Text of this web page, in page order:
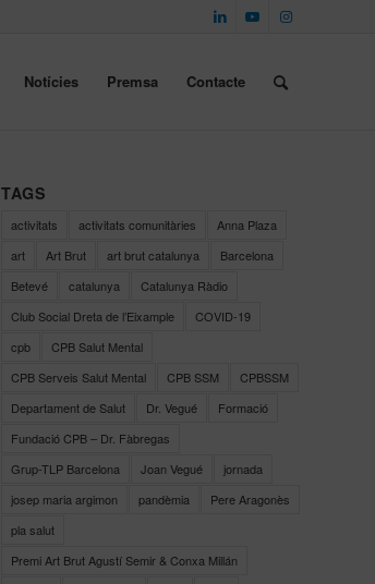
Notícies Premsa Contacte
TAGS
activitats activitats comunitàries
Anna Plaza
art
Art Brut art brut catalunya
Barcelona
Betevé
catalunya
Catalunya Ràdio
Club Social Dreta de l’Eixample
COVID-19
cpb
CPB Salut Mental
CPB Serveis Salut Mental
CPB SSM
CPBSSM
Departament de Salut
Dr. Vegué
Formació
Fundació CPB – Dr. Fàbregas
Grup-TLP Barcelona
Joan Vegué
jornada
josep maria argimon
pandèmia
Pere Aragonès
pla salut
Premi Art Brut Agustí Semir & Conxa Millán